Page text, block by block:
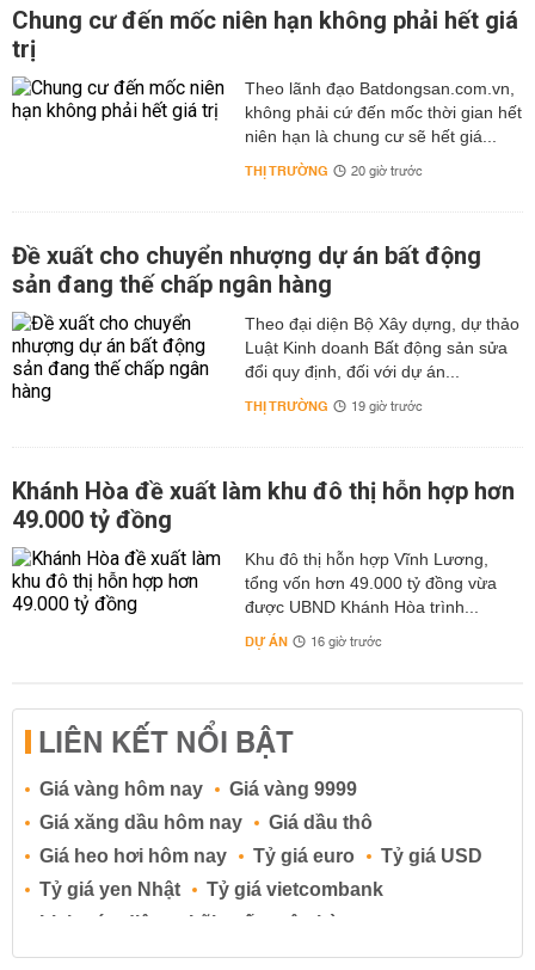
Chung cư đến mốc niên hạn không phải hết giá
trị
Theo lãnh đạo Batdongsan.com.vn,
không phải cứ đến mốc thời gian hết
niên hạn là chung cư sẽ hết giá...
THỊ TRƯỜNG 20 giờ trước
Đề xuất cho chuyển nhượng dự án bất động
sản đang thế chấp ngân hàng
Theo đại diện Bộ Xây dựng, dự thảo
Luật Kinh doanh Bất động sản sửa
đổi quy định, đối với dự án...
THỊ TRƯỜNG 19 giờ trước
Khánh Hòa đề xuất làm khu đô thị hỗn hợp hơn
49.000 tỷ đồng
Khu đô thị hỗn hợp Vĩnh Lương,
tổng vốn hơn 49.000 tỷ đồng vừa
được UBND Khánh Hòa trình...
DỰ ÁN 16 giờ trước
LIÊN KẾT NỔI BẬT
Giá vàng hôm nay
Giá vàng 9999
Giá xăng dầu hôm nay
Giá dầu thô
Giá heo hơi hôm nay
Tỷ giá euro
Tỷ giá USD
Tỷ giá yen Nhật
Tỷ giá vietcombank
Lịch cúp điện
Lãi suất ngân hàng
Lãi suất tiết kiệm
Lãi suất tiền gửi